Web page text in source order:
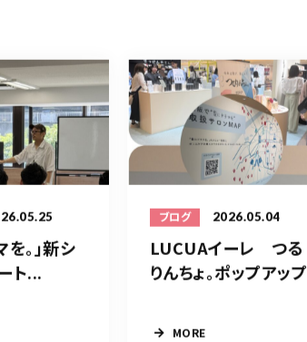
を。」新シ
ト...
ブログ 2026.05.04
LUCUAイーレ つる
りんちょ。ポップアップ
MORE